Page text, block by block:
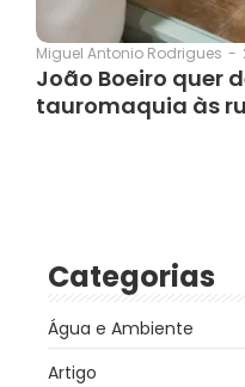
Miguel Antonio Rodrigues -
João Boeiro quer
tauromaquia às
Categorias
Água e Ambiente
Artigo